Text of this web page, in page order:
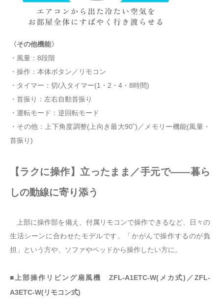
〈その他機能〉
・風量：8段階
・操作：本体ボタン／リモコン
・タイマー：切/入タイマー(1・2・4・8時間)
・首振り：左右自動首振り
・運転モード：逆回転モード
・その他：上下角度調整(上向き最大90˚)／メモリー機能(風量・
首振り)
【ラクに操作】立ったまま／手元で——暮ら
しの動線に寄り添う
上部に操作部を備え、付属リモコンで操作できるなど、日々の
生活シーンに合わせたモデルです。「かがんで操作するのが負
担」という方や、ソファやベッドから操作したい方に。
■上部操作リビング扇風機 ZFL-A1ETC-W(メカ式)／ZFL-
A3ETC-W(リモコン式)